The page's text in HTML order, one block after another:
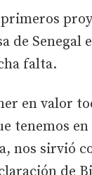
de
falta.
en valor
tenemos en
nos sirvió